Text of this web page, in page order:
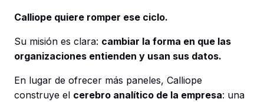
Calliope quiere romper ese ciclo.
Su misión es clara: cambiar la forma en que las
organizaciones entienden y usan sus datos.
En lugar de ofrecer más paneles, Calliope
construye el cerebro analítico de la empresa: una